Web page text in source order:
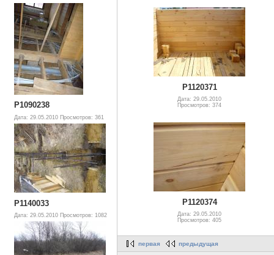
P1090238
Дата: 29.05.2010 Просмотров: 361
P1140033
Дата: 29.05.2010 Просмотров: 1082
P1120371
Дата: 29.05.2010
Просмотров: 374
P1120374
Дата: 29.05.2010
Просмотров: 405
первая предыдущая